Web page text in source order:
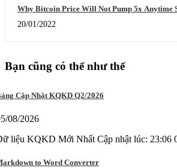
Why Bitcoin Price Will Not Pump 5x Anytime
20/01/2022
Bạn cũng có thể như thế
Cập Nhật KQKD Q2/2026
08/2026
liệu KQKD Mới Nhất Cập nhật lúc: 23:06
to Word Converter